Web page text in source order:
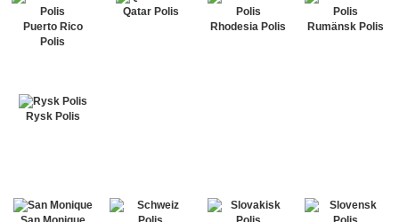
Puerto Rico
Polis
Qatar Polis
Rhodesia Polis
Rumänsk Polis
Rysk Polis